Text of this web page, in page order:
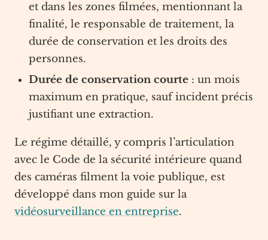
et dans les zones filmées, mentionnant la
finalité, le responsable de traitement, la
durée de conservation et les droits des
personnes.
Durée de conservation courte : un mois
maximum en pratique, sauf incident précis
justifiant une extraction.
Le régime détaillé, y compris l’articulation
avec le Code de la sécurité intérieure quand
des caméras filment la voie publique, est
développé dans mon guide sur la
vidéosurveillance en entreprise.